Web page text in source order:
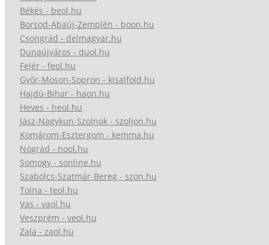
Békés - beol.hu
Borsod-Abaúj-Zemplén - boon.hu
Csongrád - delmagyar.hu
Dunaújváros - duol.hu
Fejér - feol.hu
Győr-Moson-Sopron - kisalfold.hu
Hajdú-Bihar - haon.hu
Heves - heol.hu
Jász-Nagykun-Szolnok - szoljon.hu
Komárom-Esztergom - kemma.hu
Nógrád - nool.hu
Somogy - sonline.hu
Szabolcs-Szatmár-Bereg - szon.hu
Tolna - teol.hu
Vas - vaol.hu
Veszprém - veol.hu
Zala - zaol.hu